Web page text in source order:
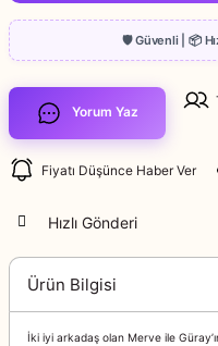
Yorum Yaz
Fiyatı Düşünce Haber Ver
Hızlı Gönderi
Ürün Bilgisi
İki iyi arkadaş olan Merve ile